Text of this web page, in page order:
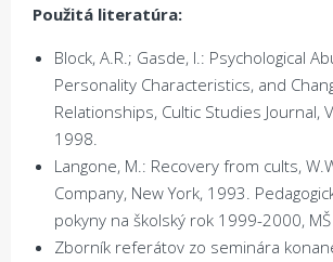
Použitá literatúra:
Block, A.R.; Gasde, I.: Psychological
Personality Characteristics, and
Relationships, Cultic Studies Journal,
1998.
Langone, M.: Recovery from cults,
Company, New York, 1993.
pokyny na školský rok 1999-2000,
Zborník referátov zo seminára